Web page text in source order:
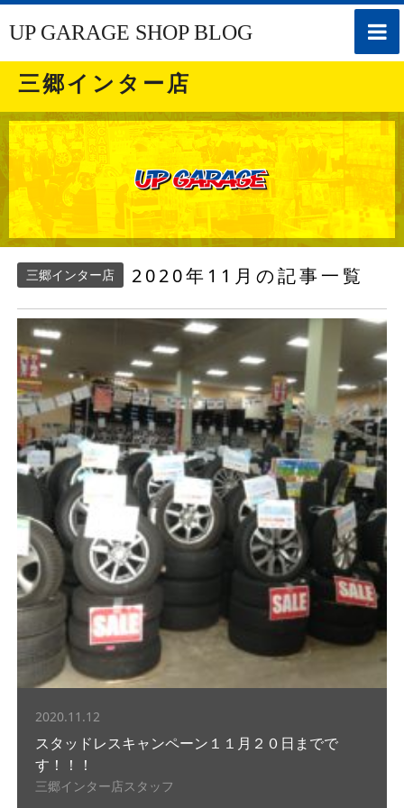
toggle
UP GARAGE SHOP BLOG
三郷インター店
三郷インター店 2020年11月の記事一覧
2020.11.12
スタッドレスキャンペーン１１月２０日までで
す！！！
三郷インター店スタッフ